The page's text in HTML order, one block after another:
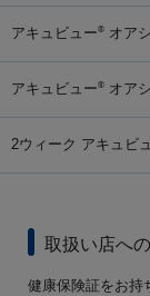
アキュビュー® オア
アキュビュー® オア
2ウィーク アキュビ
取扱い店へ
健康保険証をお持